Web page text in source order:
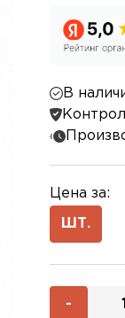
В
Цена за:
ШТ.
-